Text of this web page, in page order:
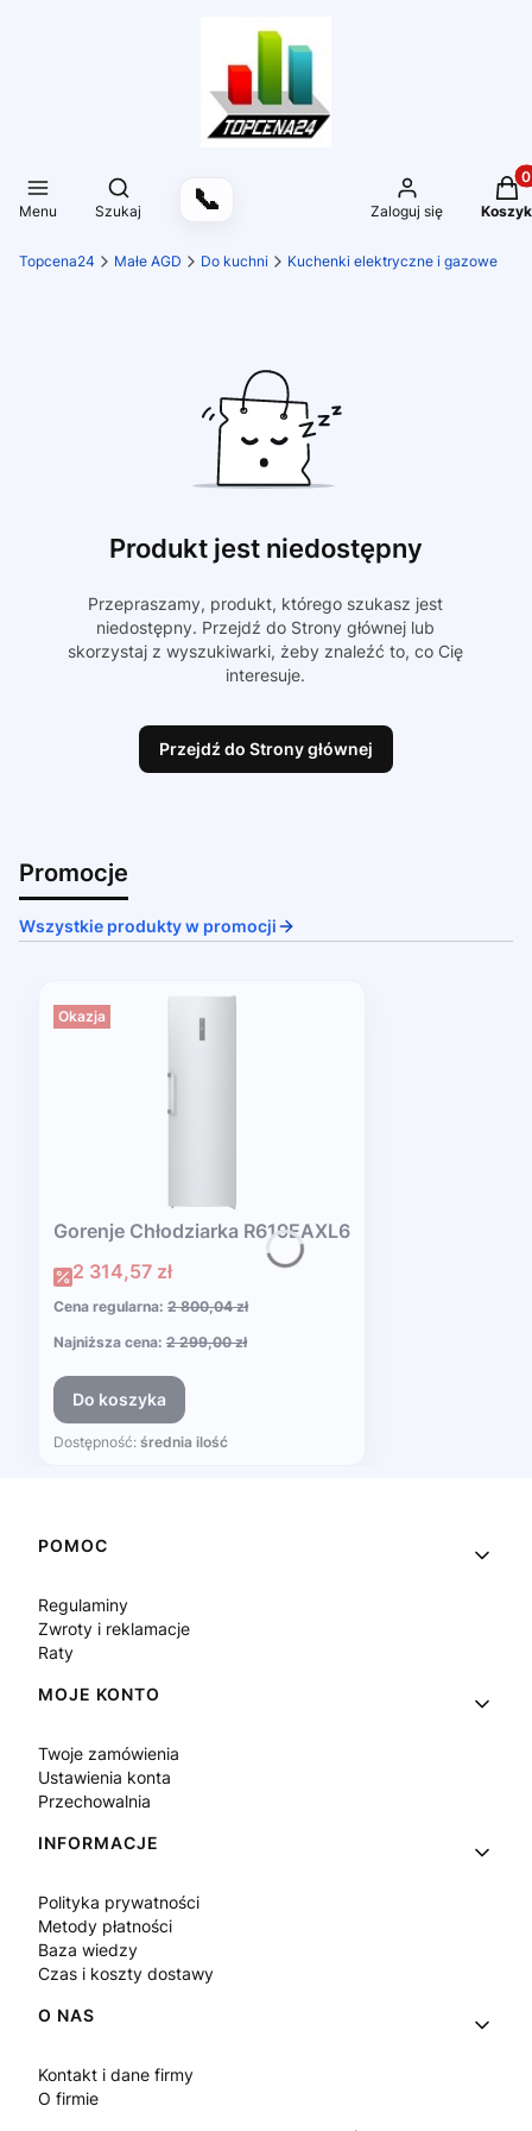
Menu
Otwórz wyszukiwarkę
Szukaj 📞 Zaloguj się Koszyk
Topcena24 Małe AGD Do kuchni Kuchenki elektryczne i gazowe
Produkt jest niedostępny
Przepraszamy, produkt, którego szukasz jest
niedostępny. Przejdź do Strony głównej lub
skorzystaj z wyszukiwarki, żeby znaleźć to, co Cię
interesuje.
Przejdź do Strony głównej
Promocje
Wszystkie produkty w promocji
Okazja
Gorenje Chłodziarka R619EAXL6
Cena promocyjna
2 314,57 zł
Cena regularna: 2 800,04 zł
Najniższa cena: 2 299,00 zł
Do koszyka
Dostępność: średnia ilość
Linki w stopce
POMOC
Regulaminy
Zwroty i reklamacje
Raty
MOJE KONTO
Twoje zamówienia
Ustawienia konta
Przechowalnia
INFORMACJE
Polityka prywatności
Metody płatności
Baza wiedzy
Czas i koszty dostawy
O NAS
Kontakt i dane firmy
O firmie